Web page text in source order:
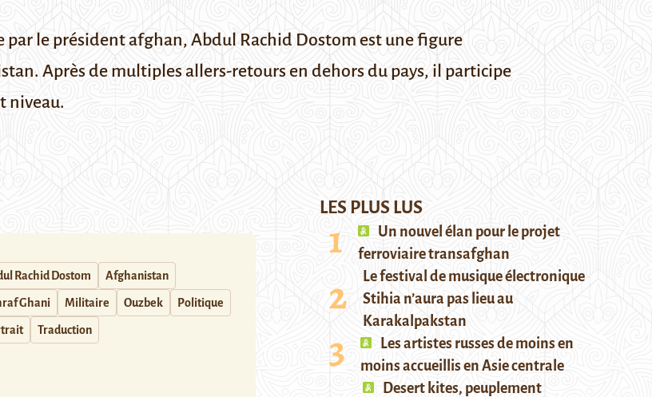
par le président afghan, Abdul Rachid Dostom est une figure
Après de multiples allers-retours en dehors du pays, il participe
niveau.
Rachid Dostom Afghanistan
Ghani Militaire Ouzbek Politique
Traduction
LES PLUS LUS
Un nouvel élan pour le projet
ferroviaire transafghan
Le festival de musique électronique
Stihia n’aura pas lieu au
Karakalpakstan
Les artistes russes de moins en
moins accueillis en Asie centrale
Desert kites, peuplement